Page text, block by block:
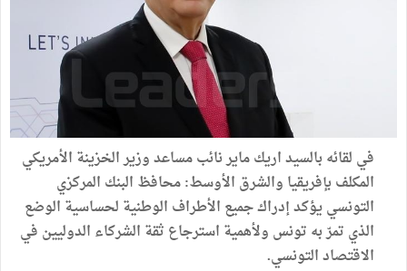
في لقائه بالسيد اريك ماير نائب مساعد وزير الخزينة الأمريكي
المكلف بإفريقيا والشرق الأوسط: محافظ البنك المركزي
التونسي يؤكد إدراك جميع الأطراف الوطنية لحساسية الوضع
الذي تمرّ به تونس ولأهمية استرجاع ثقة الشركاء الدوليين في
الاقتصاد التونسي.